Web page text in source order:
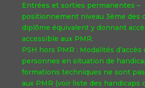
Entrées et sorties permanentes –
positionnement niveau 3ème des
diplôme équivalent y donnant
accessible aux PMR.
PSH hors PMR : Modalités d’accès
personnes en situation de
formations techniques ne sont
aux PMR (voir liste des handicaps